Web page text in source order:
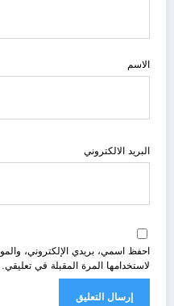
الاسم
البريد الالكتروني
احفظ اسمي، بريدي الإلكتروني،
لاستخدامها المرة المقبلة في تعليقي.